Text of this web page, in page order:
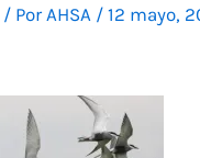
/ Por AHSA / 12 mayo,